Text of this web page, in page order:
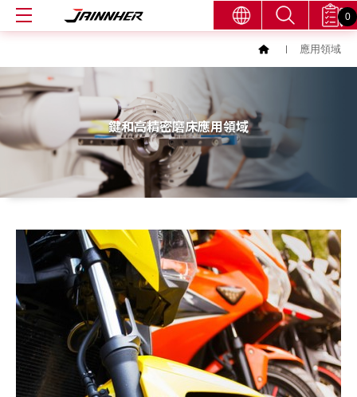
0
應用領域
鍵和高精密磨床應用領域